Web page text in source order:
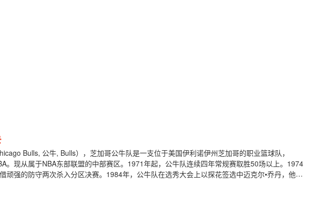
Bulls, 公牛, Bulls），芝加哥公牛队是一支位于美国伊利诺伊州芝加哥的职业篮球队，
。现从属于NBA东部联盟的中部赛区。1971年起，公牛队连续四年常规赛取胜50场以上。1974
顽强的防守两次杀入分区决赛。1984年，公牛队在选秀大会上以探花签选中迈克尔•乔丹，他带